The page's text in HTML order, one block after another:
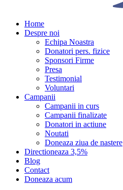
Home
Despre noi
Echipa Noastra
Donatori pers. fizice
Sponsori Firme
Presa
Testimonial
Voluntari
Campanii
Campanii in curs
Campanii finalizate
Donatori in actiune
Noutati
Doneaza ziua de nastere
Directioneaza 3,5%
Blog
Contact
Doneaza acum